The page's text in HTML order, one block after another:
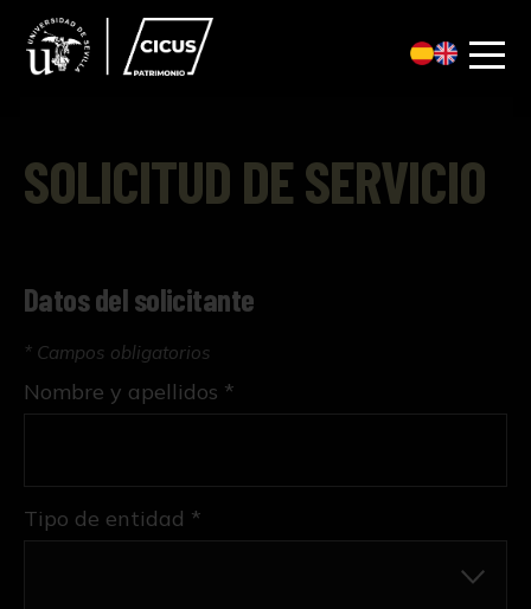
SOLICITUD DE SERVICIO
Datos del solicitante
* Campos obligatorios
Tipo de entidad *
Nombre y apellidos *